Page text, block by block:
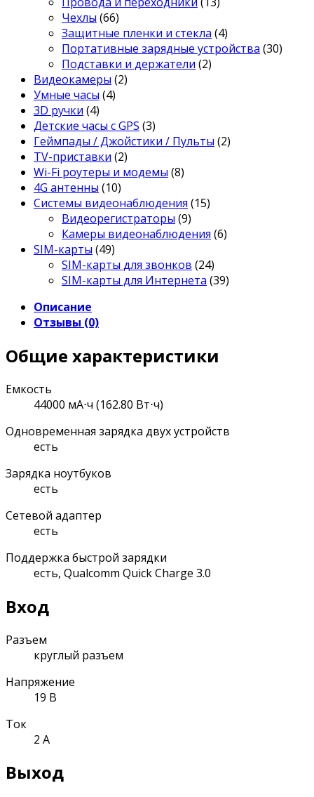
Чехлы (66)
Защитные пленки и стекла (4)
Портативные зарядные устройства (30)
Подставки и держатели (2)
Видеокамеры (2)
Умные часы (4)
3D ручки (4)
Детские часы с GPS (3)
Геймпады / Джойстики / Пульты (2)
TV-приставки (2)
Wi-Fi роутеры и модемы (8)
4G антенны (10)
Системы видеонаблюдения (15)
Видеорегистраторы (9)
Камеры видеонаблюдения (6)
SIM-карты (49)
SIM-карты для звонков (24)
SIM-карты для Интернета (39)
Описание
Отзывы (0)
Общие характеристики
Емкость
44000 мА⋅ч (162.80 Вт⋅ч)
Одновременная зарядка двух устройств
есть
Зарядка ноутбуков
есть
Сетевой адаптер
есть
Поддержка быстрой зарядки
есть, Qualcomm Quick Charge 3.0
Вход
Разъем
круглый разъем
Напряжение
19 В
Ток
2 А
Выход